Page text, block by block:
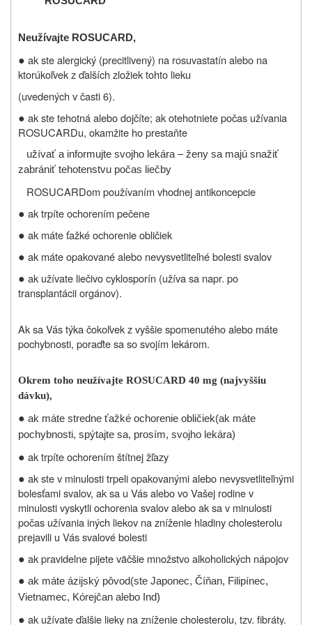
Neužívajte ROSUCARD,
● ak ste alergický (precitlivený) na rosuvastatín alebo na
ktorúkoľvek z ďalších zložiek tohto lieku
(uvedených v časti 6).
● ak ste tehotná alebo dojčíte; ak otehotniete počas užívania
ROSUCARDu, okamžite ho prestaňte
užívať a informujte svojho lekára – ženy sa majú snažiť
zabrániť tehotenstvu počas liečby
ROSUCARDom používaním vhodnej antikoncepcie
● ak trpíte ochorením pečene
● ak máte ťažké ochorenie obličiek
● ak máte opakované alebo nevysvetliteľné bolesti svalov
● ak užívate liečivo cyklosporín (užíva sa napr. po
transplantácii orgánov).
Ak sa Vás týka čokoľvek z vyššie spomenutého alebo máte
pochybnosti, poraďte sa so svojím lekárom.
Okrem toho neužívajte ROSUCARD 40 mg (najvyššiu
dávku),
● ak máte stredne ťažké ochorenie obličiek(ak máte
pochybnosti, spýtajte sa, prosím, svojho lekára)
● ak trpíte ochorením štítnej žľazy
● ak ste v minulosti trpeli opakovanými alebo nevysvetliteľnými
bolesťami svalov, ak sa u Vás alebo vo Vašej rodine v
minulosti vyskytli ochorenia svalov alebo ak sa v minulosti
počas užívania iných liekov na zníženie hladiny cholesterolu
prejavili u Vás svalové bolesti
● ak pravidelne pijete väčšie množstvo alkoholických nápojov
● ak máte ázijský pôvod(ste Japonec, Číňan, Filipínec,
Vietnamec, Kórejčan alebo Ind)
● ak užívate ďalšie lieky na zníženie cholesterolu, tzv. fibráty.